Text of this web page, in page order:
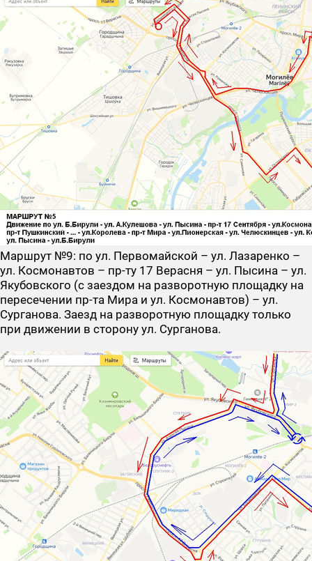
Маршрут №9: по ул. Первомайской – ул. Лазаренко –
ул. Космонавтов – пр-ту 17 Верасня – ул. Пысина – ул.
Якубовского (с заездом на разворотную площадку на
пересечении пр-та Мира и ул. Космонавтов) – ул.
Сурганова. Заезд на разворотную площадку только
при движении в сторону ул. Сурганова.